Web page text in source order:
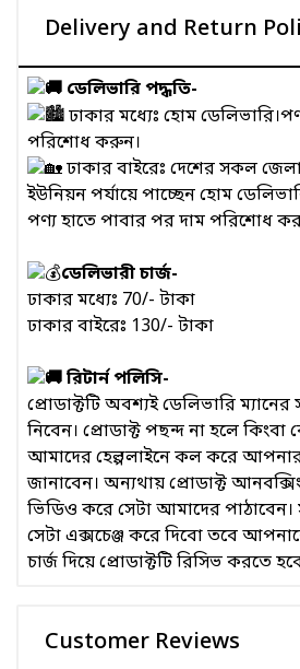
Delivery and Return
ডেলিভারি পদ্ধতি-
ঢাকার মধ্যেঃ হোম
পরিশোধ করুন।
ঢাকার বাইরেঃ দেশের সকল
ইউনিয়ন পর্যায়ে পাচ্ছেন হোম
পণ্য হাতে পাবার পর দাম পরিশোধ
ডেলিভারী চার্জ-
ঢাকার মধ্যেঃ 70/- টাকা
ঢাকার বাইরেঃ 130/- টাকা
রিটার্ন পলিসি-
প্রোডাক্টটি অবশ্যই ডেলিভারি
নিবেন। প্রোডাক্ট পছন্দ না হলে
আমাদের হেল্পলাইনে কল করে
জানাবেন। অন্যথায় প্রোডাক্ট
ভিডিও করে সেটা আমাদের
সেটা এক্সচেঞ্জ করে দিবো তবে
চার্জ দিয়ে প্রোডাক্টটি রিসিভ করতে
Customer Reviews